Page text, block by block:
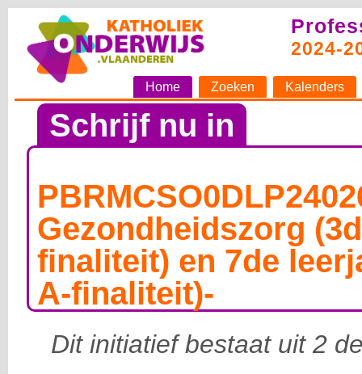
2024-
Home Zoeken Kalenders
Schrijf nu in
Gezondheidszorg
finaliteit) en 7de
A-finaliteit)-
Dit initiatief bestaat uit 2